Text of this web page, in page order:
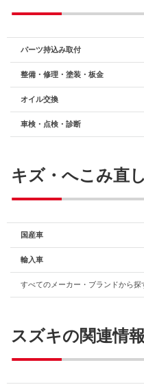
パーツ持込み取付
整備・修理・塗装・板金
オイル交換
車検・点検・診断
キズ・へこみ直
国産車
輸入車
すべてのメーカー・ブランドから探
スズキの関連情報